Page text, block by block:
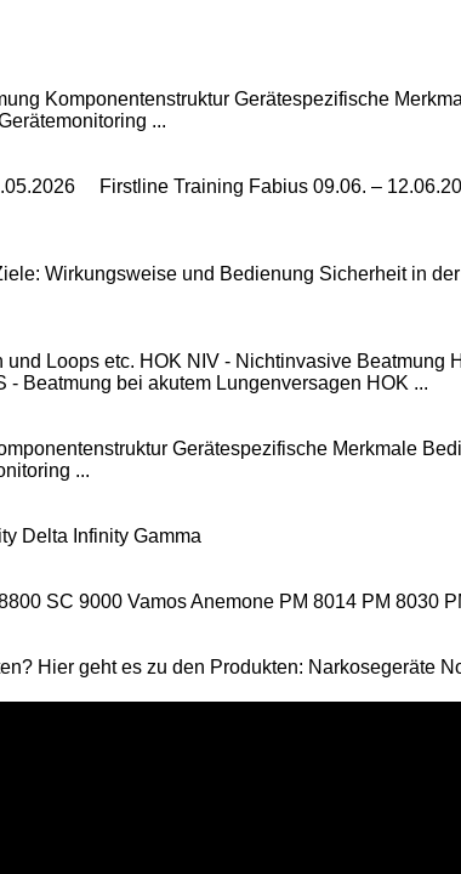
Komponentenstruktur Gerätespezifische
monitoring ...
Firstline Training Fabius 09.06. –
Wirkungsweise und Bedienung Sicherheit in
und Loops etc. HOK NIV - Nichtinvasive Beatmung
Beatmung bei akutem Lungenversagen HOK ...
Gerätespezifische Merkmale
...
Delta Infinity Gamma
SC 9000 Vamos Anemone PM 8014 PM 8030
Hier geht es zu den Produkten: Narkosegeräte